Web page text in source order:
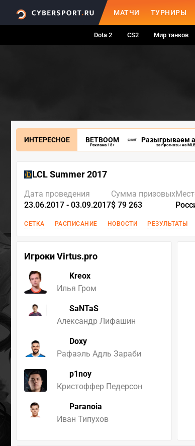
МАТЧИ ТУРНИРЫ
Dota 2 CS2 Мир танков
ИНТЕРЕСНОЕ BETBOOM
Реклама 18+
Разыгрываем
за прогнозы на
LCL Summer 2017
Дата проведения
23.06.2017 - 03.09.2017
Сумма призовых
$ 79 263
СЕТКА РАСПИСАНИЕ НОВОСТИ РЕЗУЛЬТАТЫ
Игроки Virtus.pro
Kreox
Илья Гром
SaNTaS
Александр Лифашин
Doxy
Рафаэль Адль Зараби
p1noy
Кристоффер Педерсон
Paranoia
Иван Типухов